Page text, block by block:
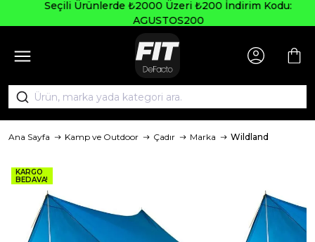
Seçili Ürünlerde ₺2000 Üzeri ₺200 İndirim Kodu:
AGUSTOS200
Ana Sayfa Kamp ve Outdoor Çadır Marka Wildland
KARGO
BEDAVA!